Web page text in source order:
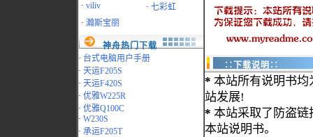
· viliv · 七彩虹
· 瀚斯宝丽
神舟热门下载
· 台式电脑用户手册
· 天运F205S
· 天运F420S
· 优雅W225R
· 优雅Q100C
· W230S
· 承运F205T
∷下载说明∷
* 本站所有说明书均
站发展!
* 本站采取了防盗链
本站说明书。